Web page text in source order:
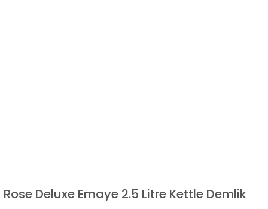
Rose Deluxe Emaye 2.5 Litre Kettle Demlik